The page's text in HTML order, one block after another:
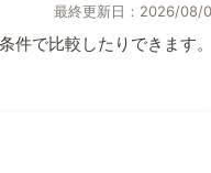
最終更新日：2026/08/
件で比較したりできます